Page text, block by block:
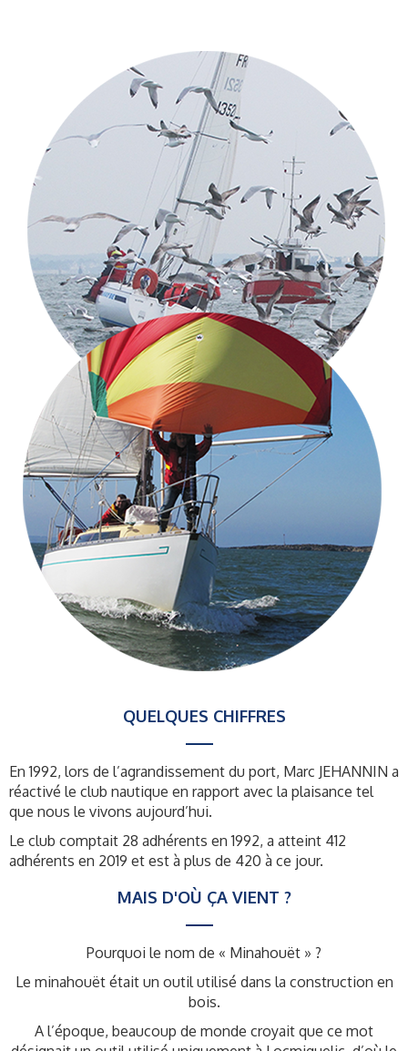
QUELQUES CHIFFRES
En 1992, lors de l’agrandissement du port, Marc JEHANNIN a
réactivé le club nautique en rapport avec la plaisance tel
que nous le vivons aujourd’hui.
Le club comptait 28 adhérents en 1992, a atteint 412
adhérents en 2019 et est à plus de 420 à ce jour.
MAIS D'OÙ ÇA VIENT ?
Pourquoi le nom de « Minahouët » ?
Le minahouët était un outil utilisé dans la construction en
bois.
A l’époque, beaucoup de monde croyait que ce mot